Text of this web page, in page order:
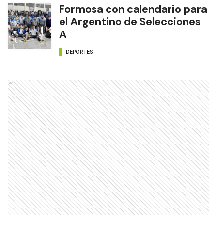
Formosa con calendario para
el Argentino de Selecciones
A
DEPORTES
Ads